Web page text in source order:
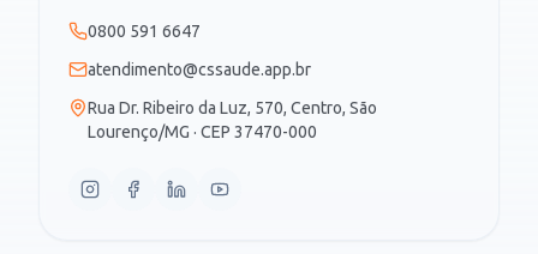
0800 591 6647
atendimento@cssaude.app.br
Rua Dr. Ribeiro da Luz, 570, Centro, São
Lourenço/MG · CEP 37470-000